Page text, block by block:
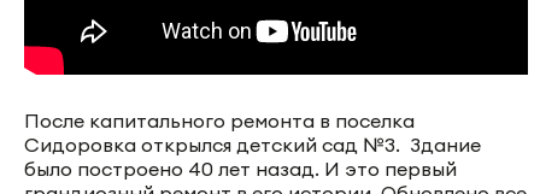
После капитального ремонта в поселка
Сидоровка открылся детский сад №3. Здание
было построено 40 лет назад. И это первый